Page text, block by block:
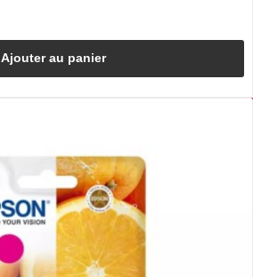
Ajouter au panier